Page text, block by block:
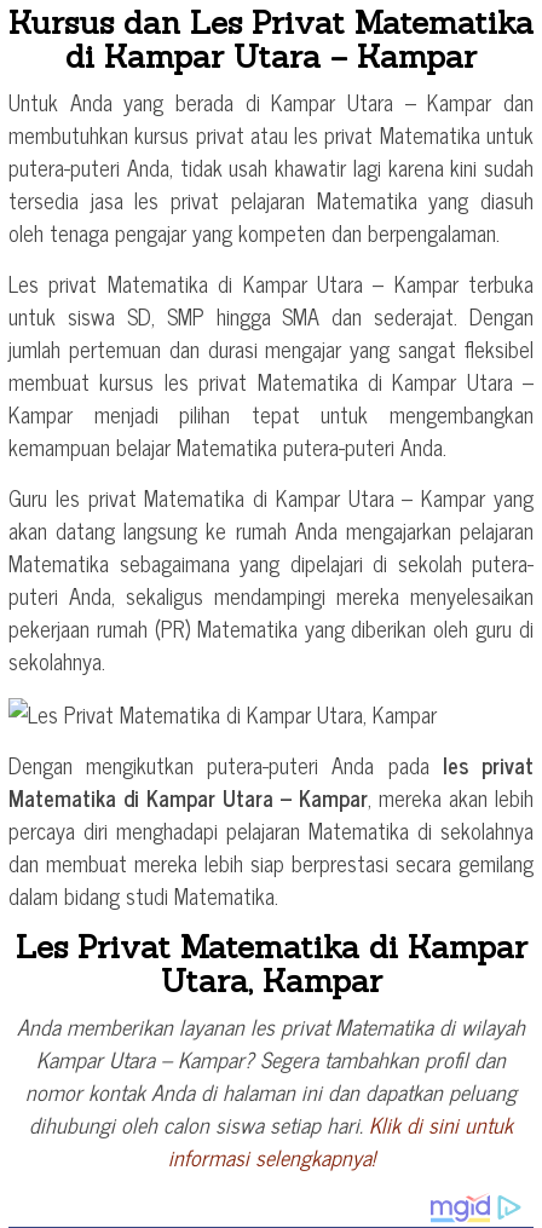
Kursus dan Les Privat Matematika
di Kampar Utara – Kampar
Untuk Anda yang berada di Kampar Utara – Kampar dan
membutuhkan kursus privat atau les privat Matematika untuk
putera-puteri Anda, tidak usah khawatir lagi karena kini sudah
tersedia jasa les privat pelajaran Matematika yang diasuh
oleh tenaga pengajar yang kompeten dan berpengalaman.
Les privat Matematika di Kampar Utara – Kampar terbuka
untuk siswa SD, SMP hingga SMA dan sederajat. Dengan
jumlah pertemuan dan durasi mengajar yang sangat fleksibel
membuat kursus les privat Matematika di Kampar Utara –
Kampar menjadi pilihan tepat untuk mengembangkan
kemampuan belajar Matematika putera-puteri Anda.
Guru les privat Matematika di Kampar Utara – Kampar yang
akan datang langsung ke rumah Anda mengajarkan pelajaran
Matematika sebagaimana yang dipelajari di sekolah putera-
puteri Anda, sekaligus mendampingi mereka menyelesaikan
pekerjaan rumah (PR) Matematika yang diberikan oleh guru di
sekolahnya.
Dengan mengikutkan putera-puteri Anda pada les privat
Matematika di Kampar Utara – Kampar, mereka akan lebih
percaya diri menghadapi pelajaran Matematika di sekolahnya
dan membuat mereka lebih siap berprestasi secara gemilang
dalam bidang studi Matematika.
Les Privat Matematika di Kampar
Utara, Kampar
Anda memberikan layanan les privat Matematika di wilayah
Kampar Utara – Kampar? Segera tambahkan profil dan
nomor kontak Anda di halaman ini dan dapatkan peluang
dihubungi oleh calon siswa setiap hari. Klik di sini untuk
informasi selengkapnya!